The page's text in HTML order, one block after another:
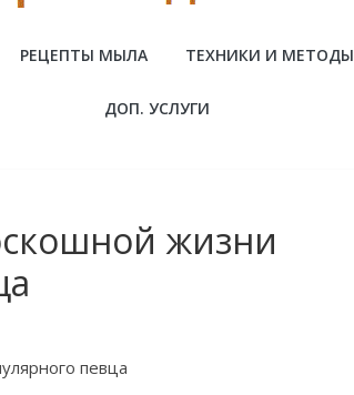
РЕЦЕПТЫ МЫЛА ТЕХНИКИ И МЕТОДЫ
ДОП. УСЛУГИ
жизни